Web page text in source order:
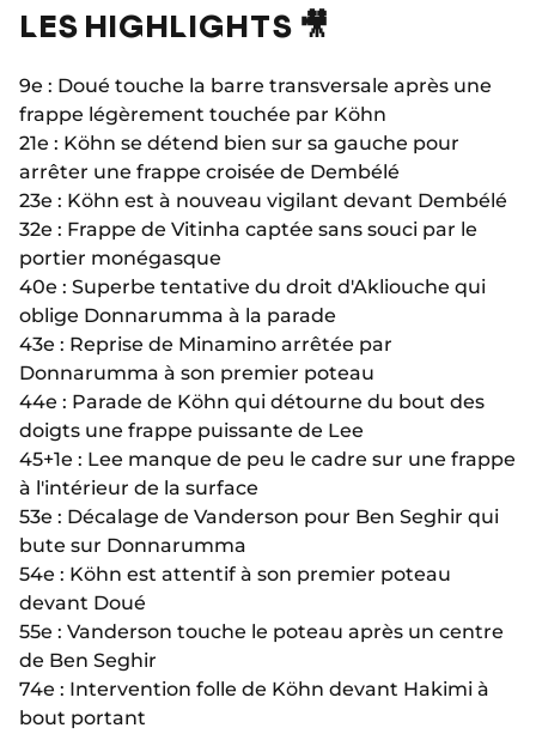
LES HIGHLIGHTS 🎥
9e : Doué touche la barre transversale après une
frappe légèrement touchée par Köhn
21e : Köhn se détend bien sur sa gauche pour
arrêter une frappe croisée de Dembélé
23e : Köhn est à nouveau vigilant devant Dembélé
32e : Frappe de Vitinha captée sans souci par le
portier monégasque
40e : Superbe tentative du droit d'Akliouche qui
oblige Donnarumma à la parade
43e : Reprise de Minamino arrêtée par
Donnarumma à son premier poteau
44e : Parade de Köhn qui détourne du bout des
doigts une frappe puissante de Lee
45+1e : Lee manque de peu le cadre sur une frappe
à l'intérieur de la surface
53e : Décalage de Vanderson pour Ben Seghir qui
bute sur Donnarumma
54e : Köhn est attentif à son premier poteau
devant Doué
55e : Vanderson touche le poteau après un centre
de Ben Seghir
74e : Intervention folle de Köhn devant Hakimi à
bout portant